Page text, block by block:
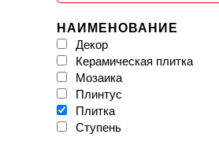
НАИМЕНОВАНИЕ
Декор
Керамическая плитка
Мозаика
Плинтус
Плитка
Ступень